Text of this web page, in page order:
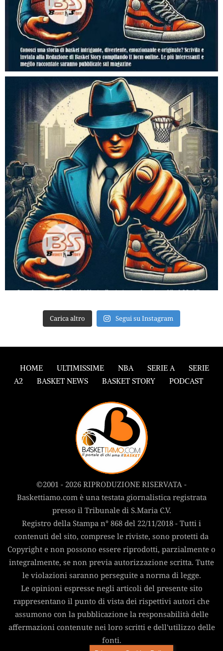
Carica altro Segui su Instagram
HOME ULTIMISSIME NBA SERIE A
SERIE
A2
BASKET NEWS BASKET STORY PODCAST
©2001 - 2026 RIPRODUZIONE RISERVATA -
Baskettiamo.com è una testata giornalistica registrata
presso il Tribunale di S.Maria C.V.
Registro della Stampa n° 868 del 22/11/2018 - Tutti i
contenuti del sito, comprese le riviste, sono protetti da
Copyright e non possono essere riprodotti, parzialmente o
integralmente, se non previa autorizzazione scritta. Tutte
le violazioni saranno perseguite a norma di legge.
Le opinioni espresse negli articoli del presente sito
rappresentano il punto di vista dei rispettivi autori che
assumono con la pubblicazione la responsabilità delle
affermazioni contenute nei loro scritti e dell'utilizzo delle
fonti.